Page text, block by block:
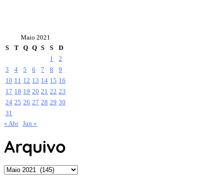
Maio 2021
S
T Q Q S S
D
1
2
3
4 5 6 7 8
9
10 11 12 13 14 15 16
17 18 19 20 21 22 23
24 25 26 27 28 29 30
31
« Abr Jun »
Arquivo
Arquivo